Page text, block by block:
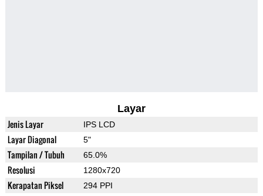
Layar
Jenis Layar IPS LCD
Layar Diagonal 5"
Tampilan / Tubuh 65.0%
Resolusi 1280x720
Kerapatan Piksel 294 PPI